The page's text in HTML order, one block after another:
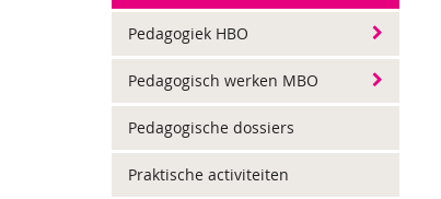
Pedagogiek HBO
Pedagogisch werken MBO
Pedagogische dossiers
Praktische activiteiten